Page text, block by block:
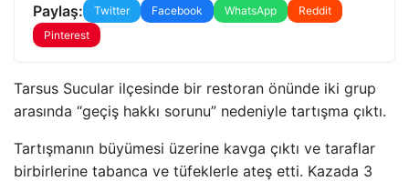
Paylaş: Twitter Facebook WhatsApp
Reddit
Pinterest
Tarsus Sucular ilçesinde bir restoran önünde iki grup
arasında “geçiş hakkı sorunu” nedeniyle tartışma çıktı.
Tartışmanın büyümesi üzerine kavga çıktı ve taraflar
birbirlerine tabanca ve tüfeklerle ateş etti. Kazada 3